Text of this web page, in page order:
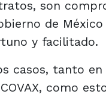
son
de
y facilitado.
casos, tanto en
como